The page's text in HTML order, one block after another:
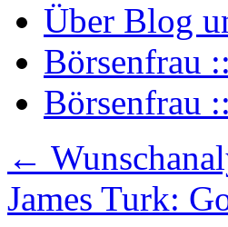
Über Blog
Börsenfrau
Börsenfrau
←
James Turk: